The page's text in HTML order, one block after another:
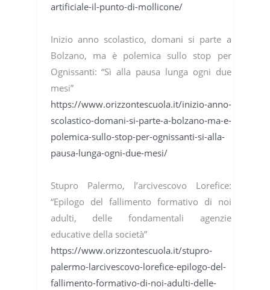
artificiale-il-punto-di-mollicone/
Inizio anno scolastico, domani si parte a
Bolzano, ma è polemica sullo stop per
Ognissanti: “Sì alla pausa lunga ogni due
mesi”
https://www.orizzontescuola.it/inizio-anno-
scolastico-domani-si-parte-a-bolzano-ma-e-
polemica-sullo-stop-per-ognissanti-si-alla-
pausa-lunga-ogni-due-mesi/
Stupro Palermo, l’arcivescovo Lorefice:
“Epilogo del fallimento formativo di noi
adulti, delle fondamentali agenzie
educative della società”
https://www.orizzontescuola.it/stupro-
palermo-larcivescovo-lorefice-epilogo-del-
fallimento-formativo-di-noi-adulti-delle-